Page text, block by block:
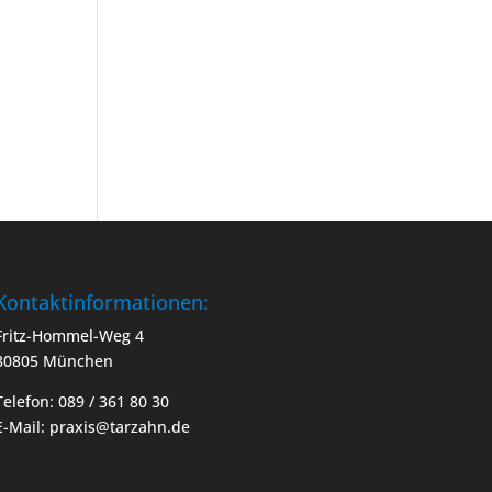
Hommel-Weg 4
München
089 / 361 80 30
Mail: praxis@tarzahn.de